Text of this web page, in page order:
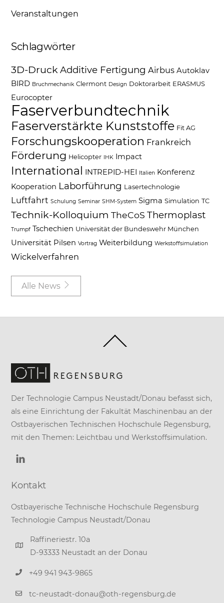
Veranstaltungen
Schlagwörter
3D-Druck Additive Fertigung Airbus Autoklav
BIRD Bruchmechanik Clermont Design Doktorarbeit ERASMUS
Eurocopter
Faserverbundtechnik
Faserverstärkte Kunststoffe Fit AG
Forschungskooperation Frankreich
Förderung Helicopter IHK Impact
International INTREPID-HEI Italien Konferenz
Kooperation Laborführung Lasertechnologie
Luftfahrt Schulung Seminar SHM-System Sigma Simulation TC
Technik-Kolloquium TheCoS Thermoplast
Trumpf Tschechien Universität der Bundeswehr München
Universität Pilsen Vortrag Weiterbildung Werkstoffsimulation
Wickelverfahren
Alle News
To
Der Technologie Campus Neustadt/Donau befasst sich,
als eine Einrichtung der Fakultät Maschinenbau an der
Ostbayerischen Technischen Hochschule Regensburg,
mit den Themen: Leichtbau und Werkstoffsimulation.
Kontakt
Ostbayerische Technische Hochschule Regensburg
Technologie Campus Neustadt/Donau
Raffineriestr. 10a
D-93333 Neustadt an der Donau
+49 941 943-9865
tc-neustadt-donau@oth-regensburg.de